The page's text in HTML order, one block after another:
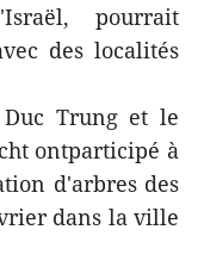
pourrait
des localités
Duc Trung et le
ontparticipé à
d'arbres des
dans la ville